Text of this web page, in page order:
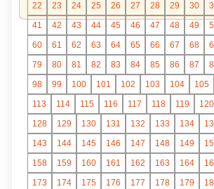
22
23 24 25 26 27 28 29 30
41
42 43 44 45 46 47 48 49
60
61 62 63 64 65 66 67 68
79
80 81 82 83 84 85 86 87
98
99 100 101 102 103 104 105
113
114 115 116 117 118 119 120
128
129 130 131 132 133 134
143
144 145 146 147 148 149
158
159 160 161 162 163 164
173
174 175 176 177 178 179